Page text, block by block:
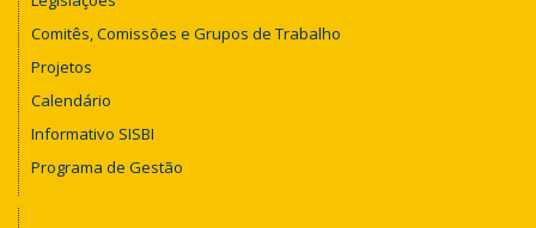
Comitês, Comissões e Grupos de Trabalho
Projetos
Calendário
Informativo SISBI
Programa de Gestão